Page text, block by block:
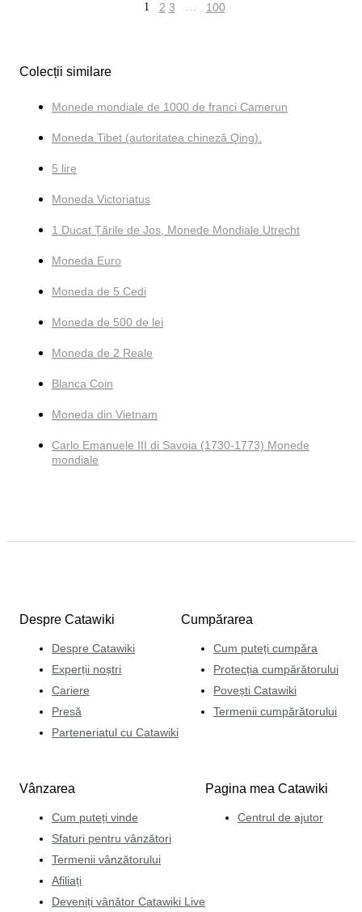
1 2 3 … 100
Colecții similare
Monede mondiale de 1000 de franci Camerun
Moneda Tibet (autoritatea chineză Qing).
5 lire
Moneda Victoriatus
1 Ducat Țările de Jos, Monede Mondiale Utrecht
Moneda Euro
Moneda de 5 Cedi
Moneda de 500 de lei
Moneda de 2 Reale
Blanca Coin
Moneda din Vietnam
Carlo Emanuele III di Savoia (1730-1773) Monede
mondiale
Despre Catawiki
Despre Catawiki
Experții noștri
Cariere
Presă
Parteneriatul cu Catawiki
Cumpărarea
Cum puteți cumpăra
Protecția cumpărătorului
Povești Catawiki
Termenii cumpărătorului
Vânzarea
Cum puteți vinde
Sfaturi pentru vânzători
Termenii vânzătorului
Afiliați
Deveniți vânător Catawiki Live
Pagina mea Catawiki
Centrul de ajutor